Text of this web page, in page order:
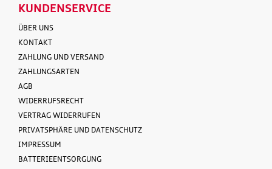
KUNDENSERVICE
ÜBER UNS
KONTAKT
ZAHLUNG UND VERSAND
ZAHLUNGSARTEN
AGB
WIDERRUFSRECHT
VERTRAG WIDERRUFEN
PRIVATSPHÄRE UND DATENSCHUTZ
IMPRESSUM
BATTERIEENTSORGUNG